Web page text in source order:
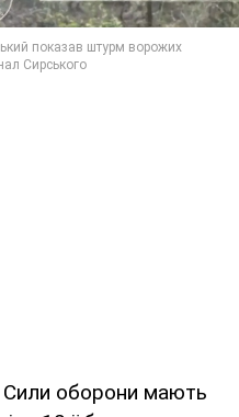
Сили оборони мають